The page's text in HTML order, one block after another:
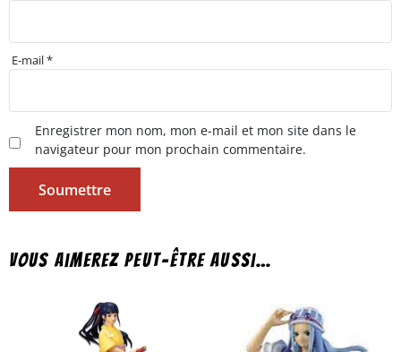
E-mail*
Enregistrer mon nom, mon e-mail et mon site dans le
navigateur pour mon prochain commentaire.
Vous aimerez peut-être aussi…